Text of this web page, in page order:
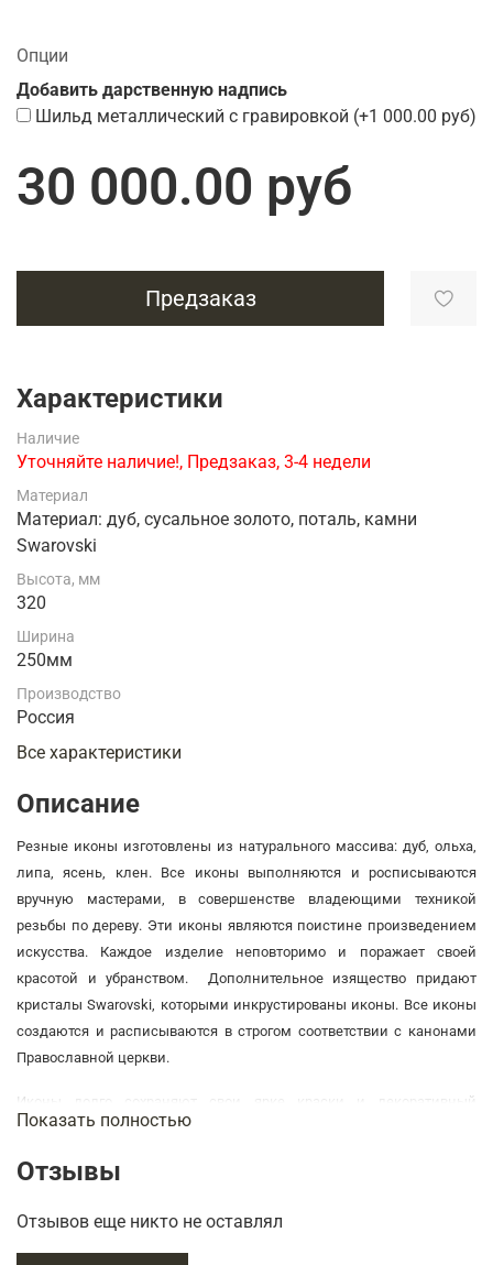
Опции
Добавить дарственную надпись
Шильд металлический с гравировкой (+1 000.00 руб)
30 000.00 руб
Предзаказ
Характеристики
Наличие
Уточняйте наличие!, Предзаказ, 3-4 недели
Материал
Материал: дуб, сусальное золото, поталь, камни
Swarovski
Высота, мм
320
Ширина
250мм
Производство
Россия
Все характеристики
Описание
Резные иконы изготовлены из натурального массива: дуб, ольха,
липа, ясень, клен. Все иконы выполняются и росписываются
вручную мастерами, в совершенстве владеющими техникой
резьбы по дереву. Эти иконы являются поистине произведением
искусства. Каждое изделие неповторимо и поражает своей
красотой и убранством. Дополнительное изящество придают
кристалы Swarovski, которыми инкрустированы иконы. Все иконы
создаются и расписываются в строгом соответствии с канонами
Православной церкви.
Иконы долго сохраняют свои ярке краски и декоративный
внешний вид.
Подробнее об этом товаре на вкладке "Характеристика".
В нашем интернет-магазине Вы можете купить изумительные
Показать полностью
Отзывы
Отзывов еще никто не оставлял